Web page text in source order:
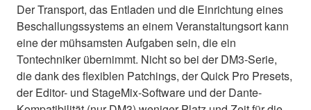
Der Transport, das Entladen und die Einrichtung eines
Beschallungssystems an einem Veranstaltungsort kann
eine der mühsamsten Aufgaben sein, die ein
Tontechniker übernimmt. Nicht so bei der DM3-Serie,
die dank des flexiblen Patchings, der Quick Pro Presets,
der Editor- und StageMix-Software und der Dante-